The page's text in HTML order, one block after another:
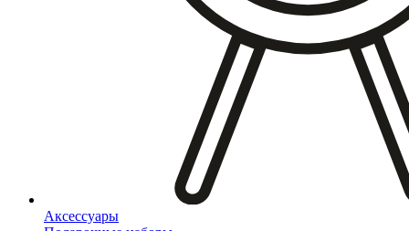
Аксессуары